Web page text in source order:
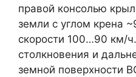
правой консолью
земли с углом крена
скорости 100…90 км/ч.
столкновения и
земной поверхности